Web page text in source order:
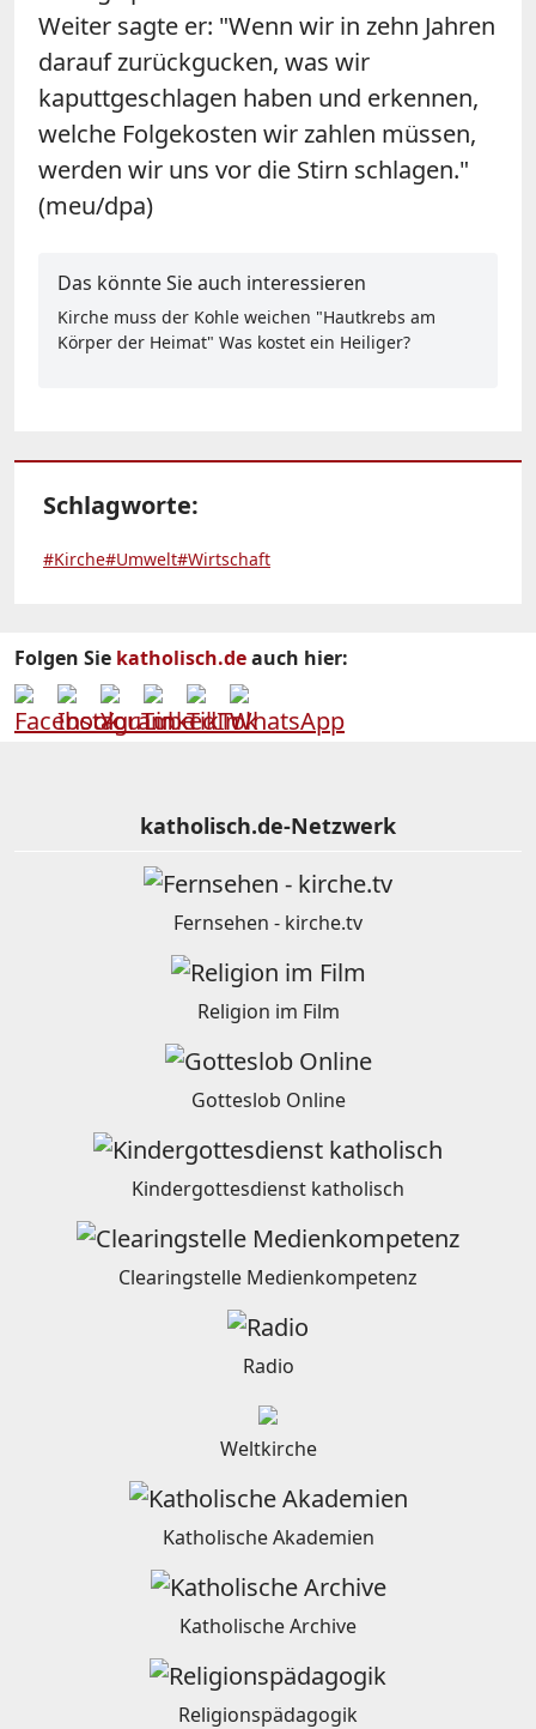
Weiter sagte er: "Wenn wir in zehn Jahren
darauf zurückgucken, was wir
kaputtgeschlagen haben und erkennen,
welche Folgekosten wir zahlen müssen,
werden wir uns vor die Stirn schlagen."
(meu/dpa)
Das könnte Sie auch interessieren
Kirche muss der Kohle weichen "Hautkrebs am
Körper der Heimat" Was kostet ein Heiliger?
Schlagworte:
#Kirche#Umwelt#Wirtschaft
Folgen Sie katholisch.deauch hier:
katholisch.de-Netzwerk
Fernsehen - kirche.tv
Religion im Film
Gotteslob Online
Kindergottesdienst katholisch
Clearingstelle Medienkompetenz
Radio
Weltkirche
Katholische Akademien
Katholische Archive
Religionspädagogik